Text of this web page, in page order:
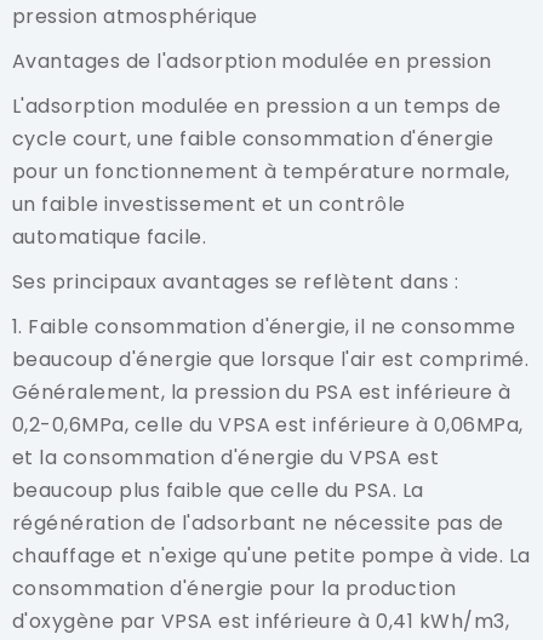
pression atmosphérique
Avantages de l'adsorption modulée en pression
L'adsorption modulée en pression a un temps de
cycle court, une faible consommation d'énergie
pour un fonctionnement à température normale,
un faible investissement et un contrôle
automatique facile.
Ses principaux avantages se reflètent dans :
1. Faible consommation d'énergie, il ne consomme
beaucoup d'énergie que lorsque l'air est comprimé.
Généralement, la pression du PSA est inférieure à
0,2-0,6MPa, celle du VPSA est inférieure à 0,06MPa,
et la consommation d'énergie du VPSA est
beaucoup plus faible que celle du PSA. La
régénération de l'adsorbant ne nécessite pas de
chauffage et n'exige qu'une petite pompe à vide. La
consommation d'énergie pour la production
d'oxygène par VPSA est inférieure à 0,41 kWh/m3,